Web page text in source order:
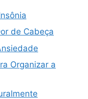
de Cabeça
Organizar a